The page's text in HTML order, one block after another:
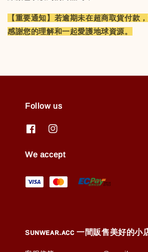
【重要通知】若逾期未在超商取貨付款
感謝您的理解和一起愛護地球資源。
Follow us
We accept
ꜱᴜɴᴡᴇᴀʀ.ᴀᴄᴄ 一間販售美好的小